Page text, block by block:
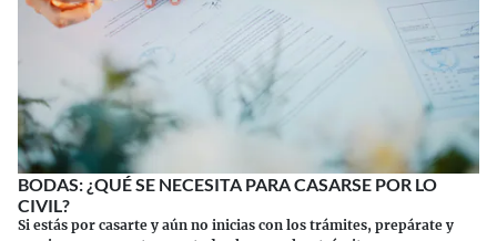
BODAS: ¿QUÉ SE NECESITA PARA CASARSE POR LO
CIVIL?
Si estás por casarte y aún no inicias con los trámites, prepárate y